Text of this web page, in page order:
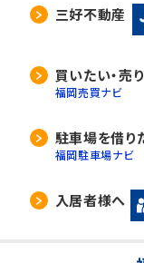
三好不動産
買いたい・売
福岡売買ナビ
駐車場を借り
福岡駐車場ナビ
入居者様へ